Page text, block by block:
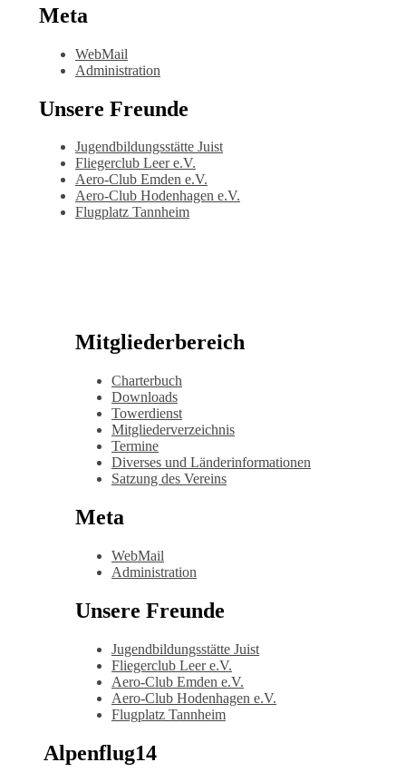
Meta
WebMail
Administration
Unsere Freunde
Jugendbildungsstätte Juist
Fliegerclub Leer e.V.
Aero-Club Emden e.V.
Aero-Club Hodenhagen e.V.
Flugplatz Tannheim
Mitgliederbereich
Charterbuch
Downloads
Towerdienst
Mitgliederverzeichnis
Termine
Diverses und Länderinformationen
Satzung des Vereins
Meta
WebMail
Administration
Unsere Freunde
Jugendbildungsstätte Juist
Fliegerclub Leer e.V.
Aero-Club Emden e.V.
Aero-Club Hodenhagen e.V.
Flugplatz Tannheim
Alpenflug14